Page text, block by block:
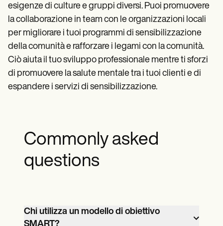
esigenze di culture e gruppi diversi. Puoi promuovere
la collaborazione in team con le organizzazioni locali
per migliorare i tuoi programmi di sensibilizzazione
della comunità e rafforzare i legami con la comunità.
Ciò aiuta il tuo sviluppo professionale mentre ti sforzi
di promuovere la salute mentale tra i tuoi clienti e di
espandere i servizi di sensibilizzazione.
Commonly asked
questions
Chi utilizza un modello di obiettivo